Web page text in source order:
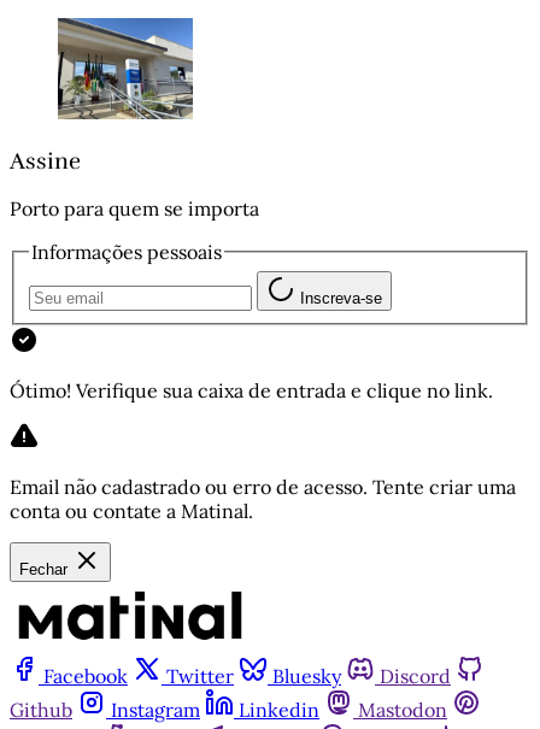
Assine
Porto para quem se importa
Informações pessoais
Inscreva-se
Ótimo! Verifique sua caixa de entrada e clique no link.
Email não cadastrado ou erro de acesso. Tente criar uma
conta ou contate a Matinal.
Fechar
Facebook Twitter Bluesky
Discord
Github
Instagram Linkedin
Mastodon